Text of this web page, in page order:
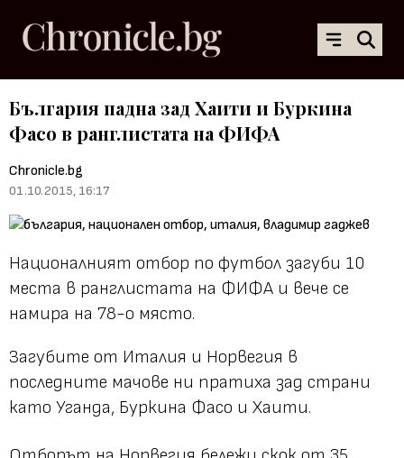
България падна зад Хаити и Буркина
Фасо в ранглистата на ФИФА
Chronicle.bg
01.10.2015, 16:17
Националният отбор по футбол загуби 10
места в ранглистата на ФИФА и вече се
намира на 78-о място.
Загубите от Италия и Норвегия в
последните мачове ни пратиха зад страни
като Уганда, Буркина Фасо и Хаити.